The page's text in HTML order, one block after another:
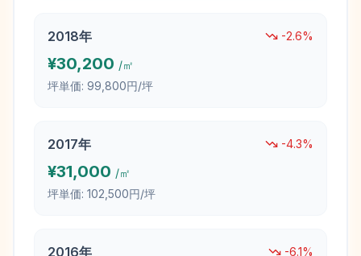
2018年 -2.6%
¥30,200 /㎡
坪単価: 99,800円/坪
2017年 -4.3%
¥31,000 /㎡
坪単価: 102,500円/坪
2016年 -6.1%